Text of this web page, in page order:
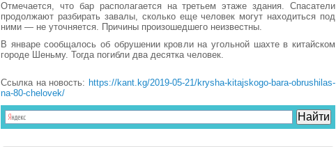
Отмечается, что бар располагается на третьем этаже здания. Спасатели
продолжают разбирать завалы, сколько еще человек могут находиться под
ними — не уточняется. Причины произошедшего неизвестны.
В январе сообщалось об обрушении кровли на угольной шахте в китайском
городе Шеньму. Тогда погибли два десятка человек.
Ссылка на новость: https://kant.kg/2019-05-21/krysha-kitajskogo-bara-obrushilas-
na-80-chelovek/